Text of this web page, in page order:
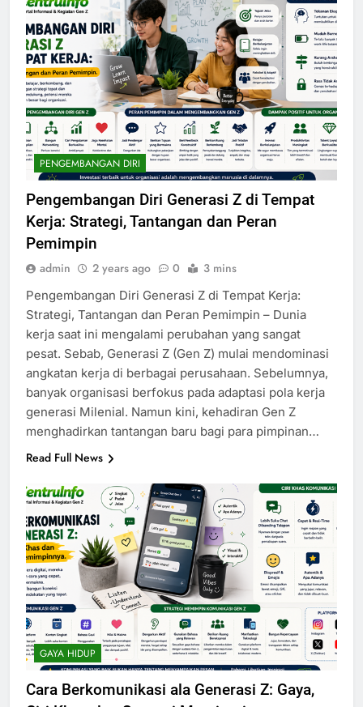
PENGEMBANGAN DIRI
Pengembangan Diri Generasi Z di Tempat
Kerja: Strategi, Tantangan dan Peran
Pemimpin
admin 2 years ago 0 3 mins
Pengembangan Diri Generasi Z di Tempat Kerja:
Strategi, Tantangan dan Peran Pemimpin – Dunia
kerja saat ini mengalami perubahan yang sangat
pesat. Sebab, Generasi Z (Gen Z) mulai mendominasi
angkatan kerja di berbagai perusahaan. Sebelumnya,
banyak organisasi berfokus pada adaptasi pola kerja
generasi Milenial. Namun kini, kehadiran Gen Z
menghadirkan tantangan baru bagi para pimpinan…
Read Full News
GAYA HIDUP
Cara Berkomunikasi ala Generasi Z: Gaya,